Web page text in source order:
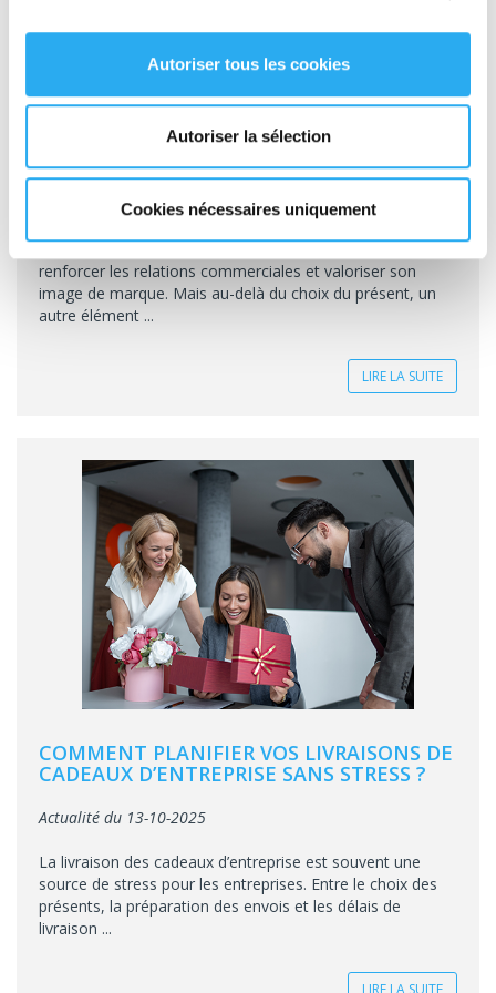
Autoriser tous les cookies
Autoriser la sélection
Cookies nécessaires uniquement
INFLUENCENT LE COÛT DE LA LIVRAISON
?
Actualité du 21-10-2025
Les cadeaux clients représentent un levier puissant pour
renforcer les relations commerciales et valoriser son
image de marque. Mais au-delà du choix du présent, un
autre élément ...
LIRE LA SUITE
COMMENT PLANIFIER VOS LIVRAISONS DE
CADEAUX D’ENTREPRISE SANS STRESS ?
Actualité du 13-10-2025
La livraison des cadeaux d’entreprise est souvent une
source de stress pour les entreprises. Entre le choix des
présents, la préparation des envois et les délais de
livraison ...
LIRE LA SUITE